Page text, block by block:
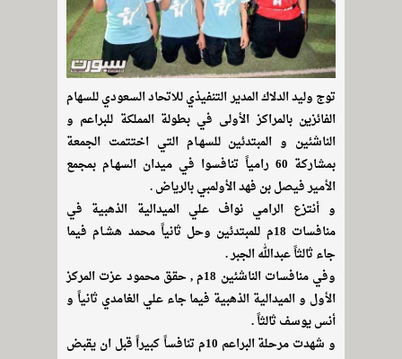
توج وليد الدلاك المدير التنفيذي للاتحاد السعودي للسهام
الفائزين بالمراكز الأولى في بطولة المملكة للبراعم و
الناشئين و المبتدئين للسهـام التي اختتمت الجمعة
بمشاركة 60 رامياً تنافسوا في ميدان السهـام بمجمع
الأمير فيصل بن فهد الأولمبي بالرياض .
و أنتزع الرامي نواف علي الميدالية الذهبية في
منافسات 18م للمبتدئين وحل ثانياً محمد هشـام فيما
جاء ثالثاً عبدالله الجبر .
وفي منافسات الناشئين 18م , حقق محمود عزت المركز
الأول و الميدالية الذهبية فيما جاء علي الغامدي ثانياً و
أنس يوسف ثالثاً .
و شهدت مرحلة البراعم 10م تنافساً كبيراً قبل ان يقبض